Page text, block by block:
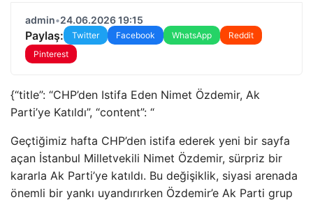
admin•24.06.2026 19:15
Paylaş: Twitter Facebook WhatsApp
Reddit
Pinterest
{“title”: “CHP’den Istifa Eden Nimet Özdemir, Ak
Parti’ye Katıldı”, “content”: “
Geçtiğimiz hafta CHP’den istifa ederek yeni bir sayfa
açan İstanbul Milletvekili Nimet Özdemir, sürpriz bir
kararla Ak Parti’ye katıldı. Bu değişiklik, siyasi arenada
önemli bir yankı uyandırırken Özdemir’e Ak Parti grup